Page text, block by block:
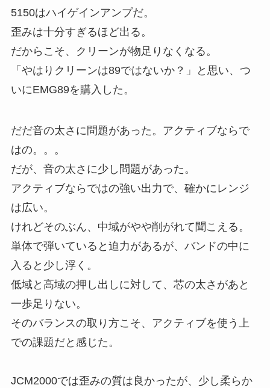
5150はハイゲインアンプだ。
歪みは十分すぎるほど出る。
だからこそ、クリーンが物足りなくなる。
「やはりクリーンは89ではないか？」と思い、つ
いにEMG89を購入した。
だだ音の太さに問題があった。アクティブならで
はの。。。
だが、音の太さに少し問題があった。
アクティブならではの強い出力で、確かにレンジ
は広い。
けれどそのぶん、中域がやや削がれて聞こえる。
単体で弾いていると迫力があるが、バンドの中に
入ると少し浮く。
低域と高域の押し出しに対して、芯の太さがあと
一歩足りない。
そのバランスの取り方こそ、アクティブを使う上
での課題だと感じた。
JCM2000では歪みの質は良かったが、少し柔らか